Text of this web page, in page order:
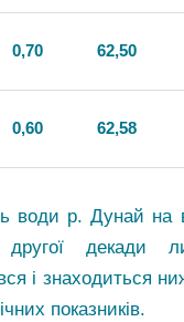
0,70 62,50
0,60 62,58
води р. Дунай на
декади
і знаходиться
показників.